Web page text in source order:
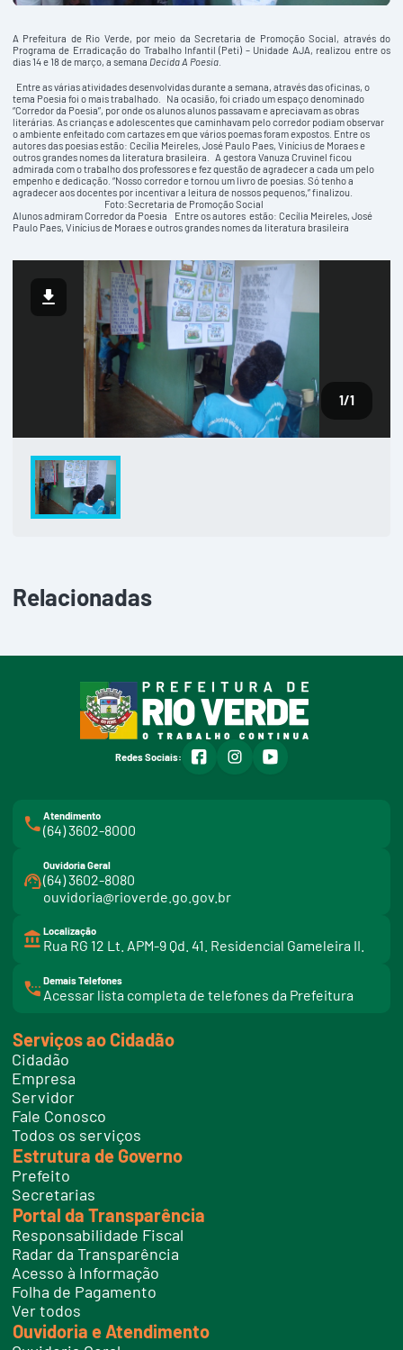
A Prefeitura de Rio Verde, por meio da Secretaria de Promoção Social, através do
Programa de Erradicação do Trabalho Infantil (Peti) – Unidade AJA, realizou entre os
dias 14 e 18 de março, a semana Decida A Poesia
Entre as várias atividades desenvolvidas durante a semana, através das oficinas, o
tema Poesia foi o mais trabalhado. Na ocasião, foi criado um espaço denominado
“Corredor da Poesia”, por onde os alunos alunos passavam e apreciavam as obras
literárias. As crianças e adolescentes que caminhavam pelo corredor podiam observar
o ambiente enfeitado com cartazes em que vários poemas foram expostos. Entre os
autores das poesias estão: Cecília Meireles, José Paulo Paes, Vinícius de Moraes e
outros grandes nomes da literatura brasileira. A gestora Vanuza Cruvinel ficou
admirada com o trabalho dos professores e fez questão de agradecer a cada um pelo
empenho e dedicação. “Nosso corredor e tornou um livro de poesias. Só tenho a
agradecer aos docentes por incentivar a leitura de nossos pequenos,” finalizou.
Foto:Secretaria de Promoção Social
Alunos admiram Corredor da Poesia Entre os autores estão: Cecília Meireles, José
Paulo Paes, Vinícius de Moraes e outros grandes nomes da literatura brasileira
1/1
Relacionadas
Redes Sociais: facebookinstagramyoutube
Atendimento
(64) 3602-8000
Ouvidoria Geral
(64) 3602-8080
ouvidoria@rioverde.go.gov.br
Localização
Rua RG 12 Lt. APM-9 Qd. 41. Residencial Gameleira II.
Demais Telefones
Acessar lista completa de telefones da Prefeitura
i
t
e
l
f
o
e
s
Serviços ao Cidadão
Cidadão
Empresa
Servidor
Fale Conosco
Todos os serviços
Estrutura de Governo
Prefeito
Secretarias
Portal da Transparência
Responsabilidade Fiscal
Radar da Transparência
Acesso à Informação
Folha de Pagamento
Ver todos
Ouvidoria e Atendimento